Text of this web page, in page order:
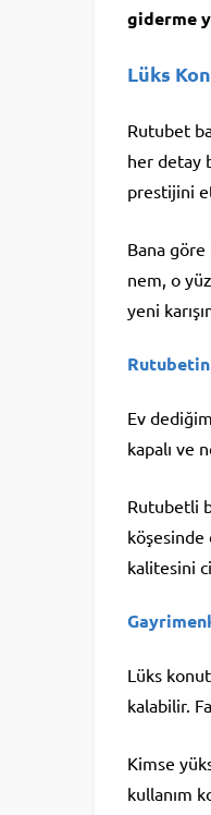
giderme
Lüks
Rutubet
her detay
prestijini
Bana
nem, o
yeni
Ev
kapalı ve
Rutubetli
köşesinde
kalitesini
Lüks
kalabilir.
Kimse
kullanım